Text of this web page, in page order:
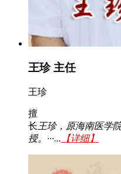
王珍 主任
王珍
擅
长王珍，原海南医学
授。···... 【详细】